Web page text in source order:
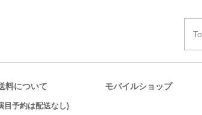
料について
目予約は配送なし)
モバイルショップ